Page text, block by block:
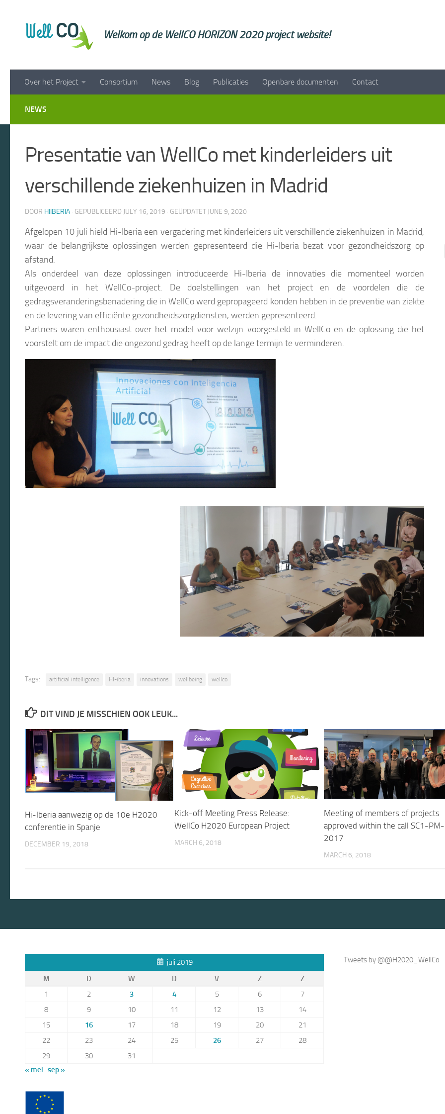
Welkom op de WellCO HORIZON 2020 project website!
Over het Project Consortium News Blog Publicaties Openbare documenten Contact
NEWS
Presentatie van WellCo met kinderleiders uit
verschillende ziekenhuizen in Madrid
DOOR HIIBERIA · GEPUBLICEERD JULY 16, 2019 · GEÜPDATET JUNE 9, 2020
Afgelopen 10 juli hield Hi-Iberia een vergadering met kinderleiders uit verschillende ziekenhuizen in Madrid,
waar de belangrijkste oplossingen werden gepresenteerd die Hi-Iberia bezat voor gezondheidszorg op
afstand.
Als onderdeel van deze oplossingen introduceerde Hi-Iberia de innovaties die momenteel worden
uitgevoerd in het WellCo-project. De doelstellingen van het project en de voordelen die de
gedragsveranderingsbenadering die in WellCo werd gepropageerd konden hebben in de preventie van ziekte
en de levering van efficiënte gezondheidszorgdiensten, werden gepresenteerd.
Partners waren enthousiast over het model voor welzijn voorgesteld in WellCo en de oplossing die het
voorstelt om de impact die ongezond gedrag heeft op de lange termijn te verminderen.
Tags: artificial intelligence HI-iberia innovations wellbeing wellco
DIT VIND JE MISSCHIEN OOK LEUK...
Hi-Iberia aanwezig op de 10e H2020
conferentie in Spanje
DECEMBER 19, 2018
Kick-off Meeting Press Release:
WellCo H2020 European Project
MARCH 6, 2018
Meeting of members of projects
approved within the call SC1-
2017
MARCH 6, 2018
juli 2019
M
D W D V Z
Z
1
2 3 4 5 6
7
8
9 10 11 12 13
14
15
16 17 18 19 20
21
22
23 24 25 26 27
28
29
30
31
« mei sep »
Tweets by @@H2020_WellCo